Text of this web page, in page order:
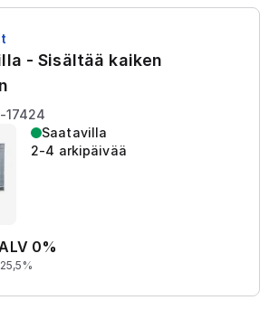
- Sisältää kaiken
17424
Saatavilla
2-4 arkipäivää
0%